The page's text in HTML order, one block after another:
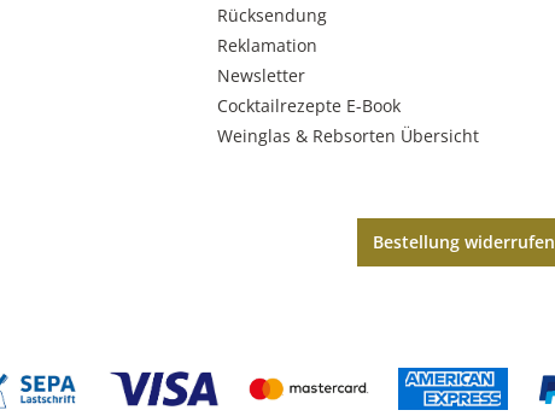
Rücksendung
Reklamation
Newsletter
Cocktailrezepte E-Book
Weinglas & Rebsorten Übersicht
Bestellung widerrufen